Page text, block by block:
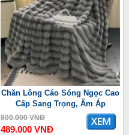
Chăn Lông Cáo Sóng Ngọc Cao
Cấp Sang Trọng, Ấm Áp
800.000 VNĐ
489.000 VNĐ